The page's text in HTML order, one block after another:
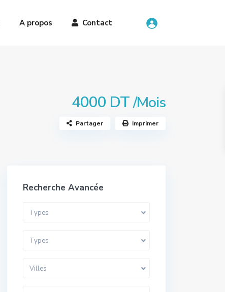
A propos Contact
4000 DT/Mois
Partager Imprimer
Recherche Avancée
Types
Types
Villes